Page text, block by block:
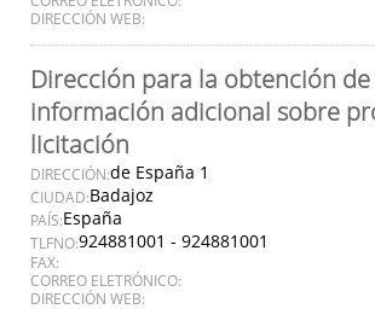
DIRECCIÓN WEB:
Dirección para la obtención de
información adicional sobre
licitación
DIRECCIÓN:de España 1
CIUDAD:Badajoz
PAÍS:España
TLFNO:924881001 - 924881001
FAX:
CORREO ELETRÓNICO:
DIRECCIÓN WEB: